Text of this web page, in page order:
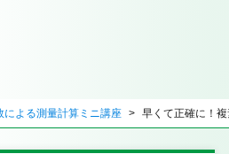
による測量計算ミニ講座 早くて正確に！